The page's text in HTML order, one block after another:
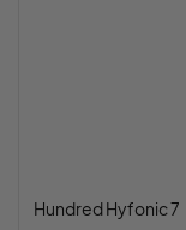
Hundred Hyfonic 7